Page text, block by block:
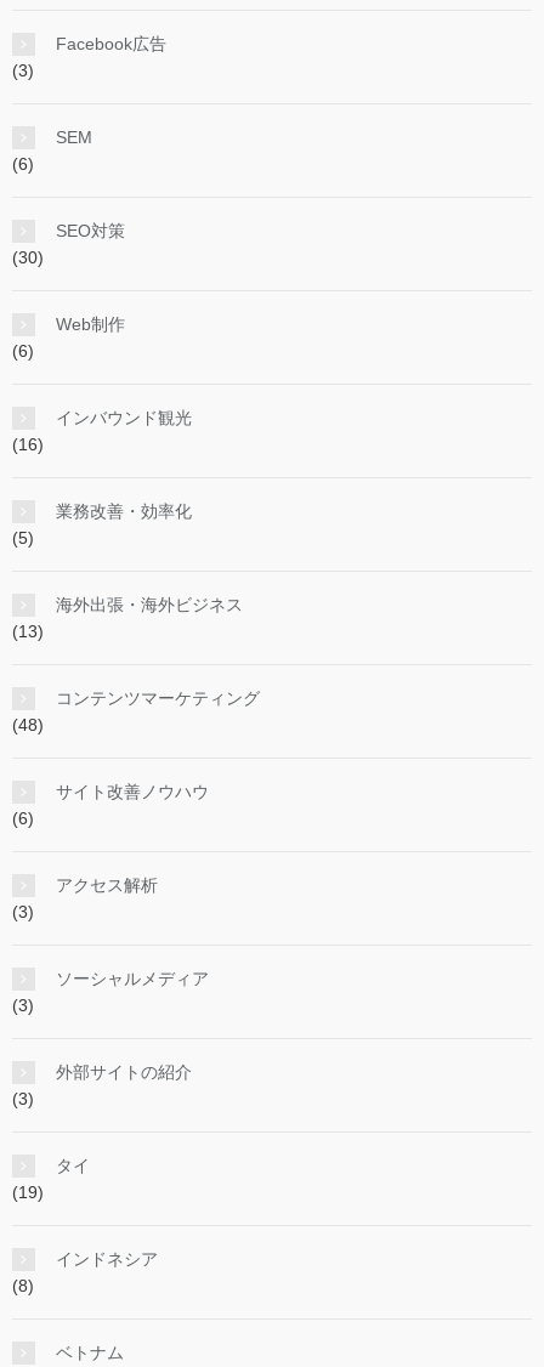
Facebook広告
(3)
SEM
(6)
SEO対策
(30)
Web制作
(6)
インバウンド観光
(16)
業務改善・効率化
(5)
海外出張・海外ビジネス
(13)
コンテンツマーケティング
(48)
サイト改善ノウハウ
(6)
アクセス解析
(3)
ソーシャルメディア
(3)
外部サイトの紹介
(3)
タイ
(19)
インドネシア
(8)
ベトナム